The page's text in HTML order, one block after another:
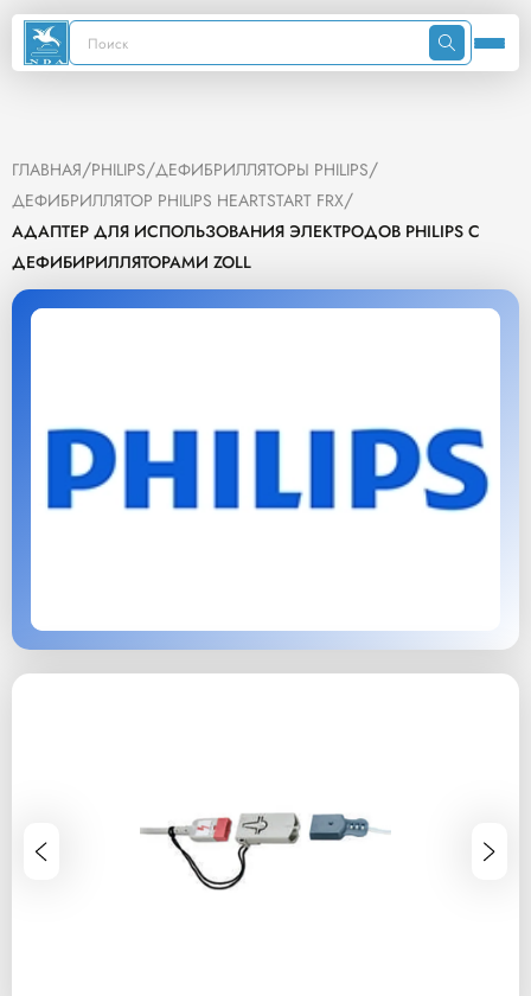
ГЛАВНАЯ/PHILIPS/ДЕФИБРИЛЛЯТОРЫ PHILIPS/
ДЕФИБРИЛЛЯТОР PHILIPS HEARTSTART FRX/
АДАПТЕР ДЛЯ ИСПОЛЬЗОВАНИЯ ЭЛЕКТРОДОВ PHILIPS C
ДЕФИБИРИЛЛЯТОРАМИ ZOLL